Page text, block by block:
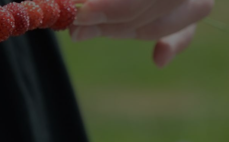
VÅRA VARUMÄRKEN
ANNONSERA